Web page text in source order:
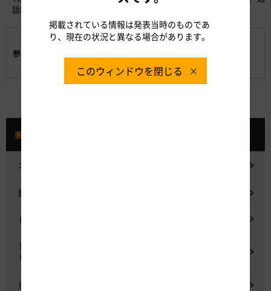
話料有料）
参考資料
工事概要と迂回ルートのご案内
ニュースリリース
記者会見
都市間高速道路料金割引検討会
鋼少数主桁橋の床版下面吹付コンクリートはく離・落下事象調査
検討委員会
東名高速道路宇利トンネル照明灯具落下事象調査検討会
掲載されている情報は発表当時のものであ
り、現在の状況と異なる場合があります。
このウィンドウを閉じる